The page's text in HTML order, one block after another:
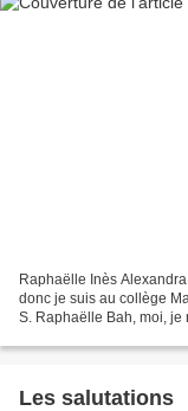
Raphaëlle Inès
donc je suis au collège
S. Raphaëlle Bah, moi, je
Les salutations